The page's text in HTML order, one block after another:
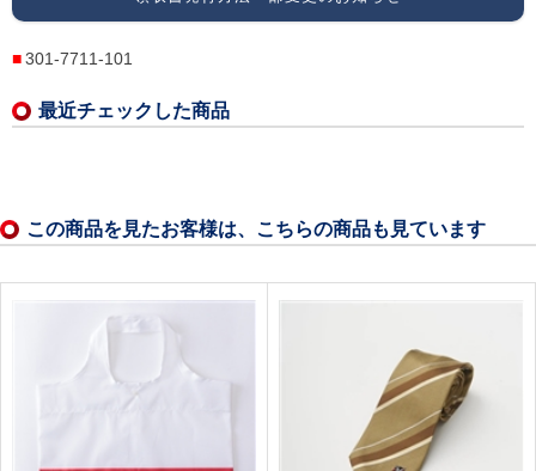
301-7711-101
最近チェックした商品
この商品を見たお客様は、こちらの商品も見ています